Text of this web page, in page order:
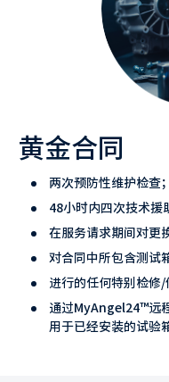
黄金合同
两次预防性维护检查；
48小时内四次技术援
在服务请求期间对更
对合同中所包含测试
进行的任何特别检修/
通过MyAngel24™远
用于已经安装的试验